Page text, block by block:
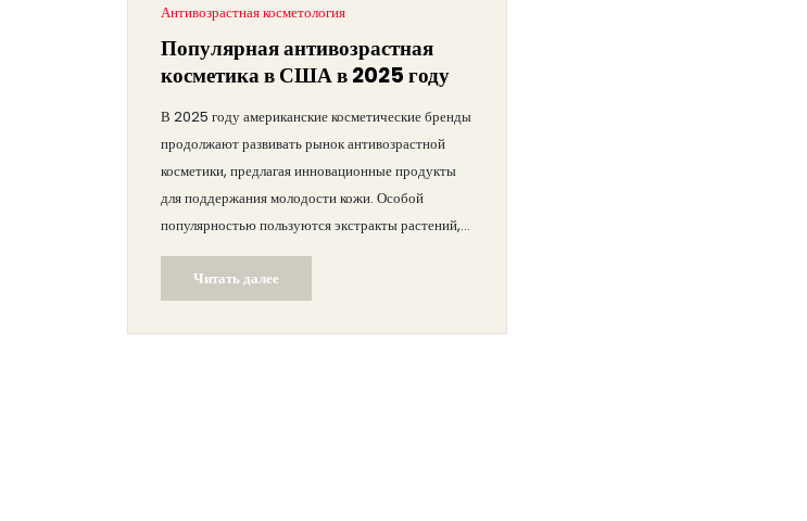
Антивозрастная косметология
Популярная антивозрастная
косметика в США в 2025 году
В 2025 году американские косметические бренды
продолжают развивать рынок антивозрастной
косметики, предлагая инновационные продукты
для поддержания молодости кожи. Особой
популярностью пользуются экстракты растений,
пептиды и натуральные ингредиенты. В статье
рассматриваются актуальные бьюти-тренды,
интересные факты о предпочтениях американок и
практические советы по уходу за кожей. Читатель
Читать далее